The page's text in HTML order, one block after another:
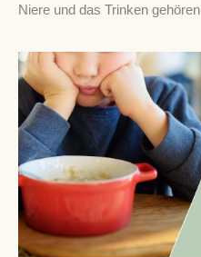
Niere und das Trinken gehören